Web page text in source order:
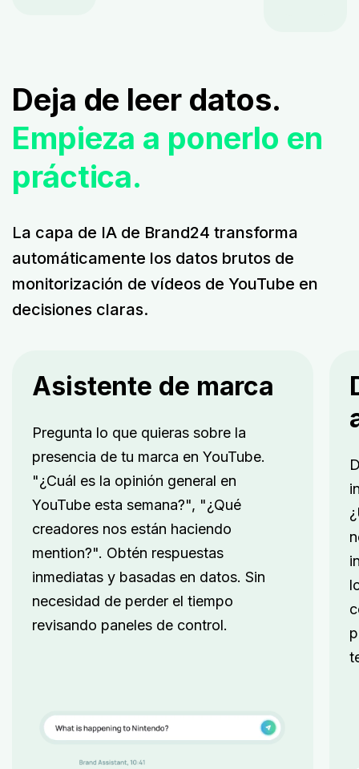
Deja de leer datos.
Empieza a ponerlo en
práctica.
La capa de IA de Brand24 transforma
automáticamente los datos brutos de
monitorización de vídeos de YouTube en
decisiones claras.
Asistente de marca
Pregunta lo que quieras sobre la
presencia de tu marca en YouTube.
"¿Cuál es la opinión general en
YouTube esta semana?", "¿Qué
creadores nos están haciendo
mention?". Obtén respuestas
inmediatas y basadas en datos. Sin
necesidad de perder el tiempo
revisando paneles de control.